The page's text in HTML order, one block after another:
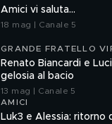
Amici vi saluta...
18 mag | Canale 5
GRANDE FRATELLO
Renato Biancardi e
gelosia al bacio
13 mag | Canale 5
AMICI
Luk3 e Alessia: ritorno